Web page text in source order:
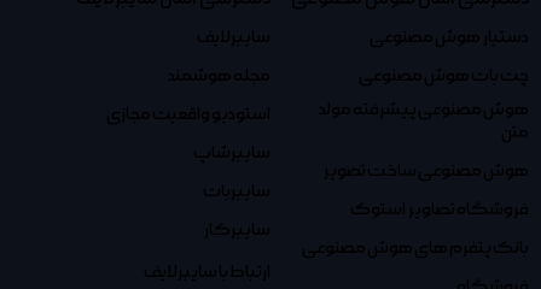
دستیار هوش مصنوعی
چت بات هوش مصنوعی
هوش مصنوعی پیشرفته مولد
متن
هوش مصنوعی ساخت تصویر
فروشگاه تصاویر استوک
بانک پتفرم های هوش مصنوعی
سایبرلایف
مجله هوشمند
استودیو واقعیت مجازی
سایبرشاپ
سایبربات
سایبرکار
ارتباط با سایبرلایف